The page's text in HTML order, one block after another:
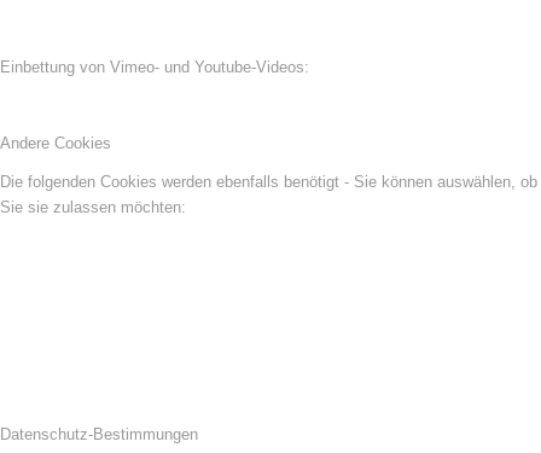
Einbettung von Vimeo- und Youtube-Videos:
Andere Cookies
Die folgenden Cookies werden ebenfalls benötigt - Sie können auswählen, ob
Sie sie zulassen möchten:
Datenschutz-Bestimmungen